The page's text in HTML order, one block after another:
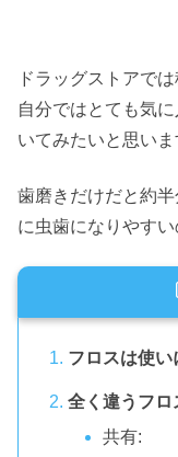
ドラッグストアで
自分ではとても気
いてみたいと思いま
歯磨きだけだと約
に虫歯になりやす
フロスは使い
全く違うフロ
共有: